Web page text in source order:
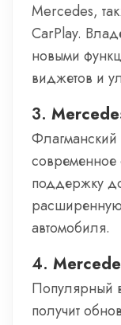
Mercedes,
CarPlay.
новыми
виджетов и
3.
Флагманский
современное
поддержку
автомобиля.
4.
Популярный
получит